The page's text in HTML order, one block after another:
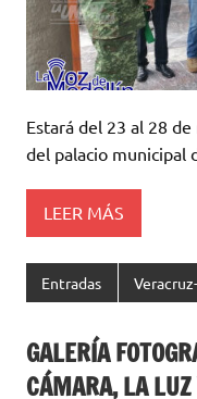
Estará del 23 al 28
del palacio municipal
LEER MÁS
Entradas
GALERÍA
CÁMARA, LA LUZ